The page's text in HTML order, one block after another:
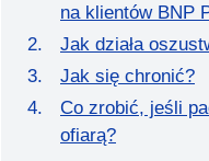
na klientów BNP
Jak działa
Jak się chronić?
Co zrobić, jeśli
ofiarą?